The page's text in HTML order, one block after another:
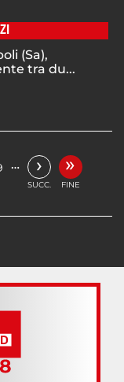
(Sa),
tra du...
… ›
SUCC.
»
FINE